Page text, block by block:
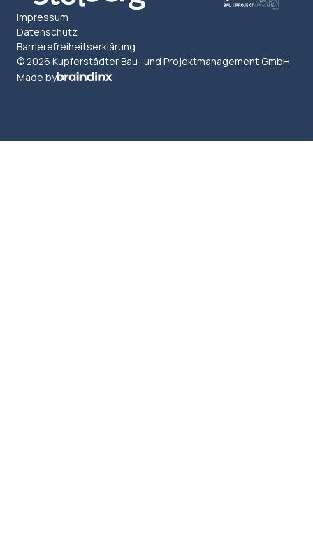
© 2026 Kupferstädter Bau- und Projektmanagement GmbH
Made by
Impressum
Datenschutz
Barrierefreiheitserklärung